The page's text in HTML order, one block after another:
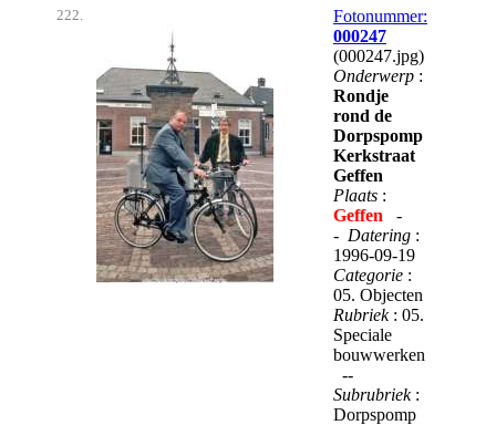
222.
Fotonummer:
000247
(000247.jpg)
Onderwerp :
Rondje
rond de
Dorpspomp
Kerkstraat
Geffen
Plaats :
Geffen -
- Datering :
1996-09-19
Categorie :
05. Objecten
Rubriek : 05.
Speciale
bouwwerken
--
Subrubriek :
Dorpspomp